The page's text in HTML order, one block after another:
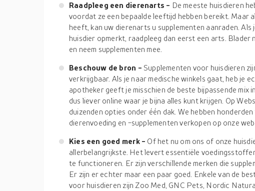
Raadpleeg een dierenarts - De meeste huisdieren
voordat ze een bepaalde leeftijd hebben bereikt. Maar
heeft, kan uw dierenarts u supplementen aanraden. Als
huisdier opmerkt, raadpleeg dan eerst een arts. Blader
en neem supplementen mee.
Beschouw de bron - Supplementen voor huisdieren
verkrijgbaar. Als je naar medische winkels gaat, heb je
apotheker geeft je misschien de beste bijpassende mix
dus liever online waar je bijna alles kunt krijgen. Op
duizenden opties onder één dak. We hebben
dierenvoeding en -supplementen verkopen op onze
Kies een goed merk - Of het nu om ons of onze
allerbelangrijkste. Het levert essentiële
te functioneren. Er zijn verschillende merken die
Er zijn er echter maar een paar goed. Enkele van de
voor huisdieren zijn Zoo Med, GNC Pets, Nordic